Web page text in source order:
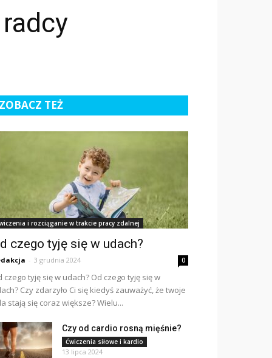
ZOBACZ TEŻ
i rozciąganie w trakcie pracy zdalnej
czego tyję się w udach?
- 3 grudnia 2024 0
czego tyję się w udach? Od czego tyję się w
Czy zdarzyło Ci się kiedyś zauważyć, że twoje
stają się coraz większe? Wielu...
Czy od cardio rosną mięśnie?
Ćwiczenia siłowe i kardio
13 lipca 2024